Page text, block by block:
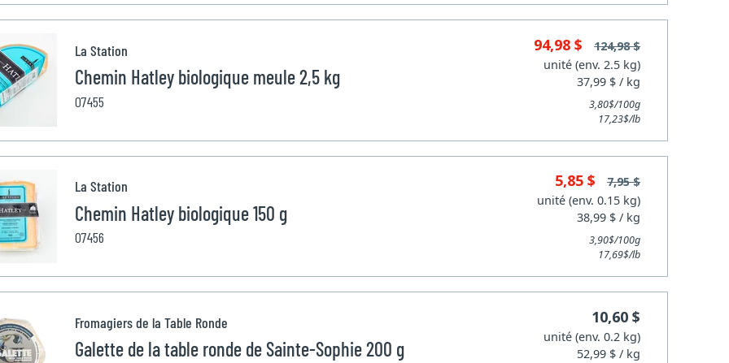
La Station
Chemin Hatley biologique meule 2,5 kg
07455
94,98 $
124,98 $
unité (env. 2.5 kg)
37,99 $ / kg
3,80$/100g
17,23$/lb
La Station
Chemin Hatley biologique 150 g
07456
5,85 $
7,95 $
unité (env. 0.15 kg)
38,99 $ / kg
3,90$/100g
17,69$/lb
Fromagiers de la Table Ronde
Galette de la table ronde de Sainte-Sophie 200 g
10,60 $
unité (env. 0.2 kg)
52,99 $ / kg